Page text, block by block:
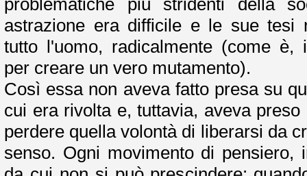
astrazione era difficile e le sue tesi
tutto l'uomo, radicalmente (come è,
per creare un vero mutamento).
Così essa non aveva fatto presa su
cui era rivolta e, tuttavia, aveva
perdere quella volontà di liberarsi da
senso. Ogni movimento di pensiero,